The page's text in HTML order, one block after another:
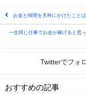
お金と時間を天秤にかけたこと
一生同じ仕事でお金が稼げると思
Twitterでフォ
おすすめの記事